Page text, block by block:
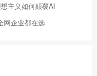
主义如何颠覆AI
网企业都在选